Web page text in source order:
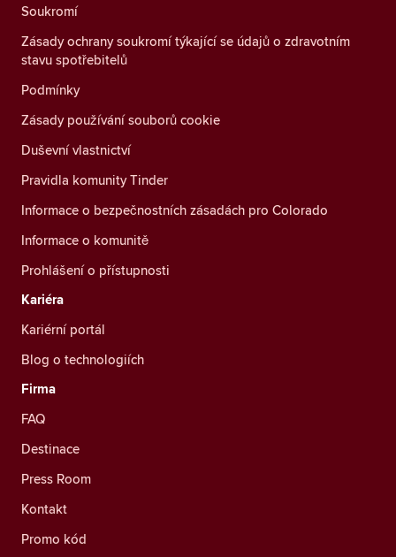
Soukromí
Zásady ochrany soukromí týkající se údajů o zdravotním
stavu spotřebitelů
Podmínky
Zásady používání souborů cookie
Duševní vlastnictví
Pravidla komunity Tinder
Informace o bezpečnostních zásadách pro Colorado
Informace o komunitě
Prohlášení o přístupnosti
Kariéra
Kariérní portál
Blog o technologiích
Firma
FAQ
Destinace
Press Room
Kontakt
Promo kód